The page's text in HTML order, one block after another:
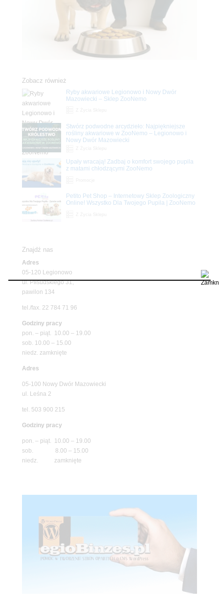
Zobacz również
Ryby akwariowe Legionowo i Nowy Dwór
Mazowiecki – Sklep ZooNemo
Stwórz podwodne arcydzieło: Najpiękniejsze
rośliny akwariowe w ZooNemo – Legionowo i
Nowy Dwór Mazowiecki
Upały wracają! Zadbaj o komfort swojego pupila
z matami chłodzącymi ZooNemo
Petito Pet Shop – Internetowy Sklep Zoologiczny
Online! Wszystko Dla Twojego Pupila | ZooNemo
Znajdź nas
Adres
05-120 Legionowo
ul. Piłsudskiego 31,
pawilon 134
tel./fax. 22 784 71 96
Godziny pracy
pon. – piąt. 10.00 – 19.00
sob. 10.00 – 15.00
niedz. zamknięte
Adres
05-100 Nowy Dwór Mazowiecki
ul. Leśna 2
tel. 503 900 215
Godziny pracy
pon. – piąt. 10.00 – 19.00
sob. 8.00 – 15.00
niedz. zamknięte